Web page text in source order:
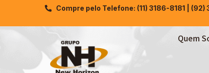
Compre pelo Telefone: (11) 3186-8181 |
Quem